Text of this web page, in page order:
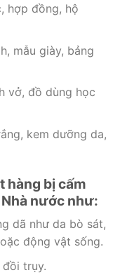
hợp đồng, hộ
mẫu giày, bảng
vở, đồ dùng học
kem dưỡng da,
hàng bị cấm
nước như:
dã như da bò sát,
động vật sống.
đồi trụy.